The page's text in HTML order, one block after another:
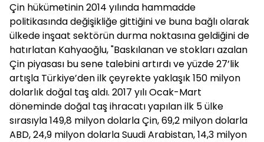
Çin hükümetinin 2014 yılında hammadde
politikasında değişikliğe gittiğini ve buna bağlı olarak
ülkede inşaat sektörün durma noktasına geldiğini de
hatırlatan Kahyaoğlu, "Baskılanan ve stokları azalan
Çin piyasası bu sene talebini artırdı ve yüzde 27’lik
artışla Türkiye’den ilk çeyrekte yaklaşık 150 milyon
dolarlık doğal taş aldı. 2017 yılı Ocak-Mart
döneminde doğal taş ihracatı yapılan ilk 5 ülke
sırasıyla 149,8 milyon dolarla Çin, 69,2 milyon dolarla
ABD, 24,9 milyon dolarla Suudi Arabistan, 14,3 milyon